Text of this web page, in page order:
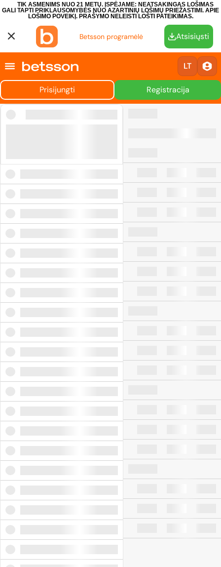
TIK ASMENIMS NUO 21 METŲ. ĮSPĖJAME: NEATSAKINGAS LOŠIMAS
GALI TAPTI PRIKLAUSOMYBĖS NUO AZARTINIŲ LOŠIMŲ PRIEŽASTIMI. APIE
LOŠIMO POVEIKĮ. PRAŠYMO NELEISTI LOŠTI PATEIKIMAS.
Betsson programėlė Atsisiųsti
LT
Prisijungti Registracija